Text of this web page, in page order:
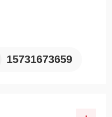
金属氧化物，满足环保排放与
15731673659